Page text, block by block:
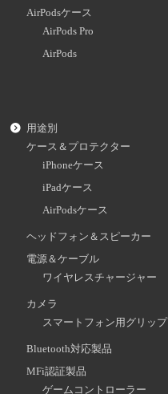
AirPodsケース
AirPods Pro
AirPods
用途別
ケース＆プロテクター
iPhoneケース
iPadケース
AirPodsケース
ヘッドフォン＆スピーカー
電源＆ケーブル
ワイヤレスチャージャー
カメラ
スマートフォン用グリップ
Bluetooth対応製品
MFi認証製品
ゲームコントローラー